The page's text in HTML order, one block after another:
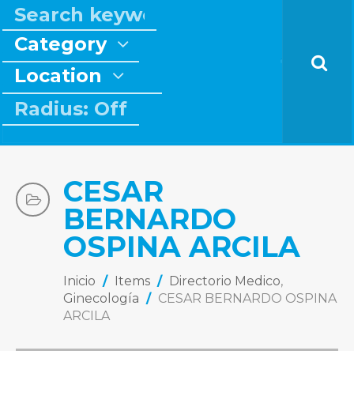
Category
Location
Radius: Off
CESAR
BERNARDO
OSPINA ARCILA
Inicio / Items / Directorio Medico,
Ginecología / CESAR BERNARDO OSPINA
ARCILA